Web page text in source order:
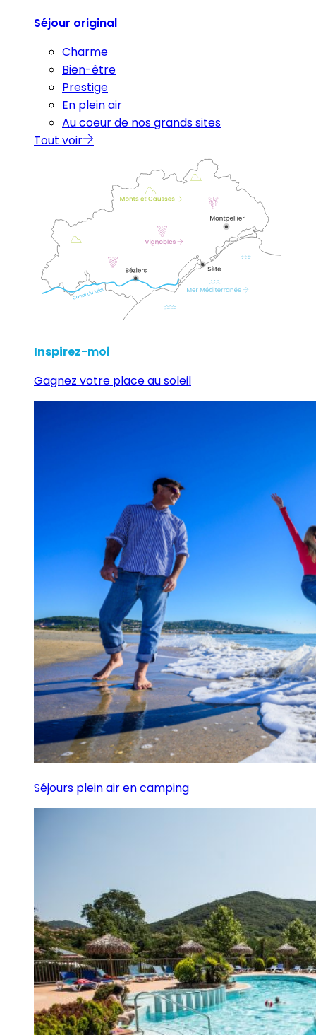
Séjour original
Charme
Bien-être
Prestige
En plein air
Au coeur de nos grands sites
Tout voir
Inspirez-moi
Gagnez votre place au soleil
Séjours plein air en camping